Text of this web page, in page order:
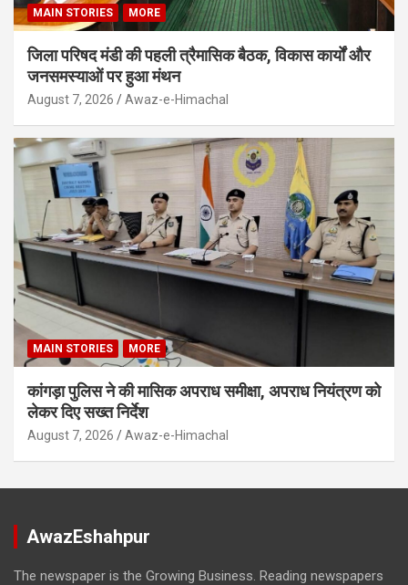
MAIN STORIES MORE
जिला परिषद मंडी की पहली त्रैमासिक बैठक, विकास कार्यों और
जनसमस्याओं पर हुआ मंथन
August 7, 2026 Awaz-e-Himachal
MAIN STORIES MORE
कांगड़ा पुलिस ने की मासिक अपराध समीक्षा, अपराध नियंत्रण को
लेकर दिए सख्त निर्देश
August 7, 2026 Awaz-e-Himachal
AwazEshahpur
The newspaper is the Growing Business. Reading newspapers